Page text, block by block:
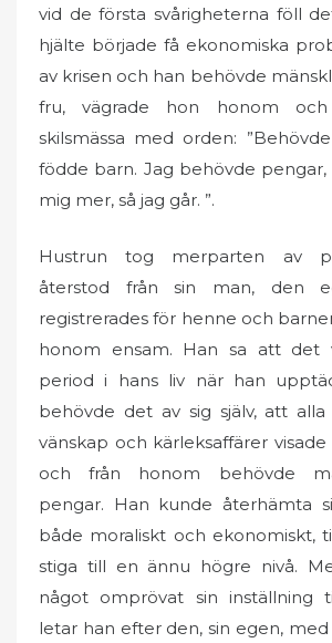
vid de första svårigheterna föll
hjälte började få ekonomiska
av krisen och han behövde
fru, vägrade hon honom
skilsmässa med orden:
födde barn. Jag behövde
mig mer, så jag går. ”.
Hustrun tog merparten av
återstod från sin man, den
registrerades för henne och
honom ensam. Han sa att det
period i hans liv när han
behövde det av sig själv, att alla
vänskap och kärleksaffärer visade
och från honom behövde
pengar. Han kunde återhämta
både moraliskt och ekonomiskt,
stiga till en ännu högre nivå.
något omprövat sin inställning
letar han efter den, sin egen,